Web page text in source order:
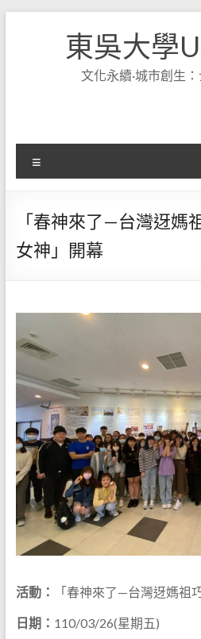
東吳大學
文化永續·城市創生
單
「春神來了—台灣迓媽
女神」開幕
活動： 「春神來了—台灣迓媽祖
日期： 110/03/26(星期五)